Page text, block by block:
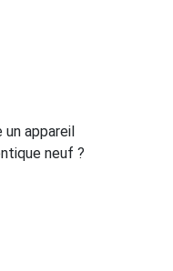
appareil
neuf ?